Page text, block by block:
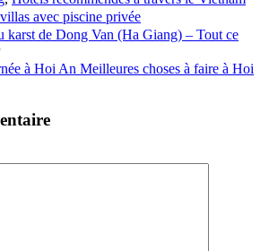
villas avec piscine privée
karst de Dong Van (Ha Giang) – Tout ce
à Hoi An Meilleures choses à faire à Hoi